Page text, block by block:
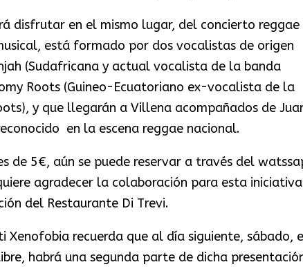
disfrutar en el mismo lugar, del concierto reggae
está formado por dos vocalistas de origen
(Sudafricana y actual vocalista de la banda
Roots (Guineo-Ecuatoriano ex-vocalista de la
y que llegarán a Villena acompañados de
en la escena reggae nacional.
de 5€, aún se puede reservar a través del
agradecer la colaboración para esta
del Restaurante Di Trevi.
Xenofobia recuerda que al día siguiente, sábado,
habrá una segunda parte de dicha